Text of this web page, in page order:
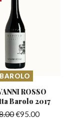
BAROLO
ROSSO
Barolo 2017
€95.00